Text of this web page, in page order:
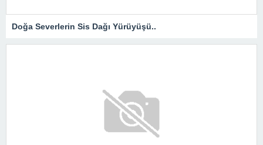
Doğa Severlerin Sis Dağı Yürüyüşü..